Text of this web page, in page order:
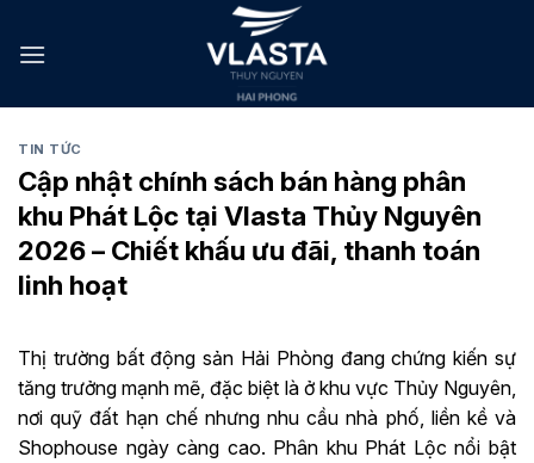
TIN TỨC
Cập nhật chính sách bán hàng phân
khu Phát Lộc tại Vlasta Thủy Nguyên
2026 – Chiết khấu ưu đãi, thanh toán
linh hoạt
Thị trường bất động sản Hải Phòng đang chứng kiến sự
tăng trưởng mạnh mẽ, đặc biệt là ở khu vực Thủy Nguyên,
nơi quỹ đất hạn chế nhưng nhu cầu nhà phố, liền kề và
Shophouse ngày càng cao. Phân khu Phát Lộc nổi bật